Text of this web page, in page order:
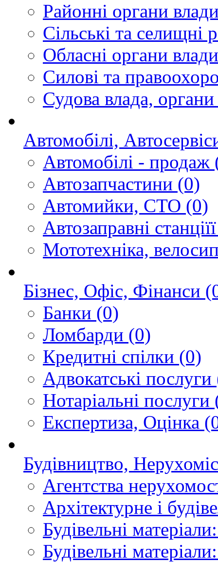
Районні органи
Сільські та селищні
Обласні органи влади
Силові та
Судова влада, органи
Автомобілі,
Автомобілі - продаж
Автозапчастини (0)
Автомийки, СТО (0)
Автозаправні
Мототехніка,
Бізнес, Офіс, Фінанси
Банки (0)
Ломбарди (0)
Кредитні спілки (0)
Адвокатські послуги
Нотаріальні послуги
Експертиза, Оцінка
Будівництво,
Агентства
Архітектурне і
Будівельні
Будівельні